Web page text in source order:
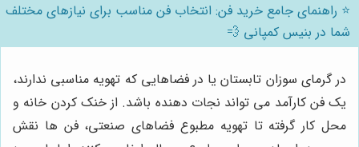
⭐️ راهنمای جامع خرید فن: انتخاب فن مناسب برای نیازهای مختلف
شما در بنیس کمپانی 💨
در گرمای سوزان تابستان یا در فضاهایی که تهویه مناسبی ندارند،
یک فن کارآمد می تواند نجات دهنده باشد. از خنک کردن خانه و
محل کار گرفته تا تهویه مطبوع فضاهای صنعتی، فن ها نقش